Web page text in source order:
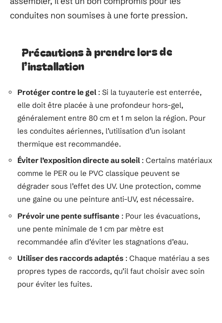
conduites non soumises à une forte pression.
Précautions à prendre lors de
l’installation
Protéger contre le gel : Si la tuyauterie est enterrée,
elle doit être placée à une profondeur hors-gel,
généralement entre 80 cm et 1 m selon la région. Pour
les conduites aériennes, l’utilisation d’un isolant
thermique est recommandée.
Éviter l’exposition directe au soleil: Certains matériaux
comme le PER ou le PVC classique peuvent se
dégrader sous l’effet des UV. Une protection, comme
une gaine ou une peinture anti-UV, est nécessaire.
Prévoir une pente suffisante : Pour les évacuations,
une pente minimale de 1 cm par mètre est
recommandée afin d’éviter les stagnations d’eau.
Utiliser des raccords adaptés : Chaque matériau a ses
propres types de raccords, qu’il faut choisir avec soin
pour éviter les fuites.